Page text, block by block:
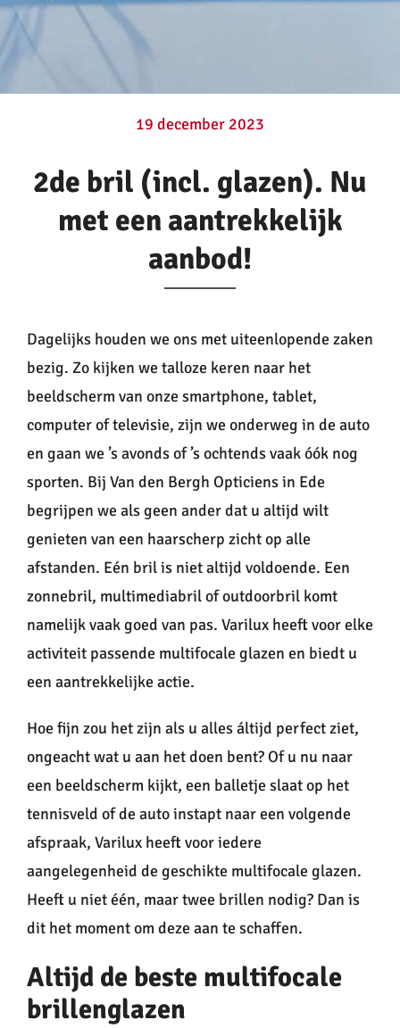
Contactlenzen
19 december 2023
2de bril (incl. glazen). Nu
met een aantrekkelijk
aanbod!
Dagelijks houden we ons met uiteenlopende zaken
bezig. Zo kijken we talloze keren naar het
beeldscherm van onze smartphone, tablet,
computer of televisie, zijn we onderweg in de auto
en gaan we ’s avonds of ’s ochtends vaak óók nog
sporten. Bij Van den Bergh Opticiens in Ede
begrijpen we als geen ander dat u altijd wilt
genieten van een haarscherp zicht op alle
afstanden. Eén bril is niet altijd voldoende. Een
zonnebril, multimediabril of outdoorbril komt
namelijk vaak goed van pas. Varilux heeft voor elke
activiteit passende multifocale glazen en biedt u
een aantrekkelijke actie.
Hoe fijn zou het zijn als u alles áltijd perfect ziet,
ongeacht wat u aan het doen bent? Of u nu naar
een beeldscherm kijkt, een balletje slaat op het
tennisveld of de auto instapt naar een volgende
afspraak, Varilux heeft voor iedere
aangelegenheid de geschikte multifocale glazen.
Heeft u niet één, maar twee brillen nodig? Dan is
dit het moment om deze aan te schaffen.
Altijd de beste multifocale
brillenglazen